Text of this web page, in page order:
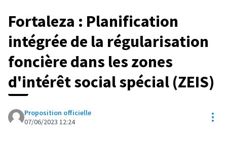
Fortaleza : Planification
intégrée de la régularisation
foncière dans les zones
d'intérêt social spécial (ZEIS)
Proposition officielle
07/06/2023 12:24